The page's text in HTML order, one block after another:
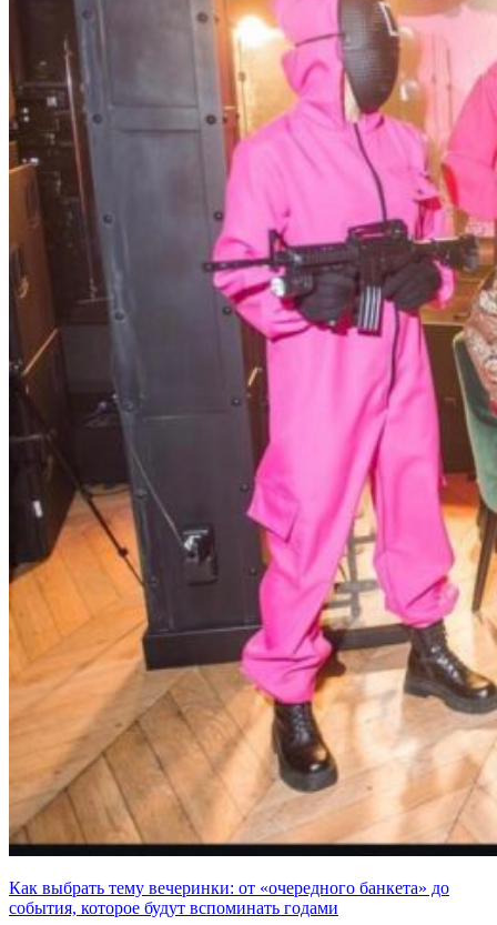
Как выбрать тему вечеринки: от «очередного банкета» до
события, которое будут вспоминать годами